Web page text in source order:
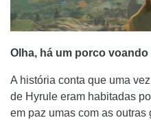
Olha, há um porco
A história conta que uma
de Hyrule eram habitadas
em paz umas com as